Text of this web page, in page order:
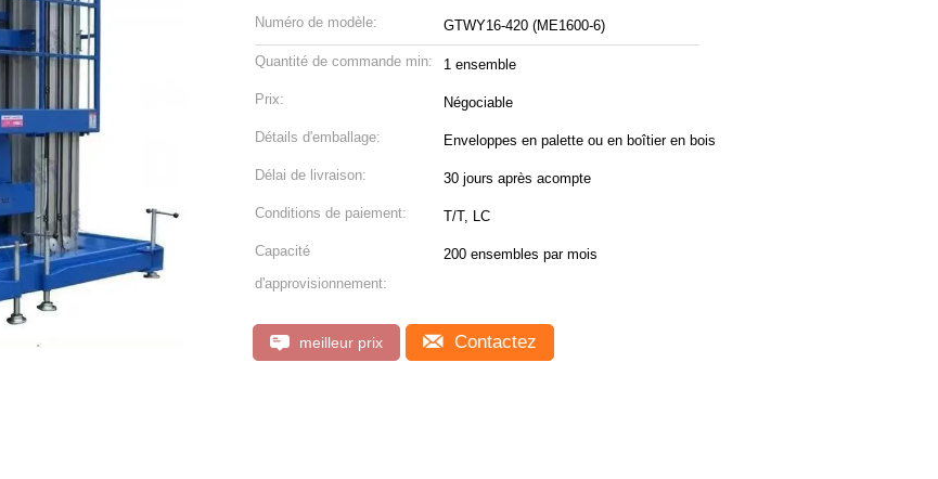
Numéro de modèle: GTWY16-420 (ME1600-6)
Quantité de commande min: 1 ensemble
Prix: Négociable
Détails d'emballage: Enveloppes en palette ou en boîtier en bois
Délai de livraison: 30 jours après acompte
Conditions de paiement: T/T, LC
Capacité
d'approvisionnement:
200 ensembles par mois
meilleur prix Contactez